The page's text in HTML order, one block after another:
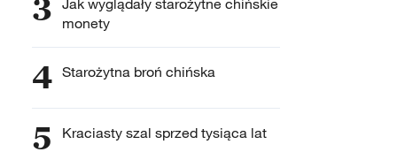
3 Jak wyglądały starożytne chińskie
monety
4 Starożytna broń chińska
5 Kraciasty szal sprzed tysiąca lat